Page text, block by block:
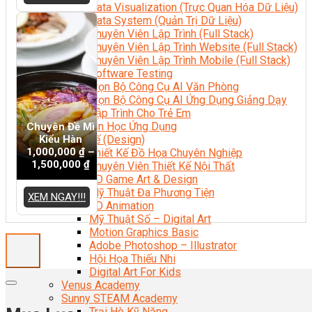
Data Visualization (Trực Quan Hóa Dữ Liệu)
Data System (Quản Trị Dữ Liệu)
Chuyên Viên Lập Trình (Full Stack)
Chuyên Viên Lập Trình Website (Full Stack)
Chuyên Viên Lập Trình Mobile (Full Stack)
Software Testing
Trọn Bộ Công Cụ AI Văn Phòng
Trọn Bộ Công Cụ AI Ứng Dụng Giảng Dạy
Lập Trình Cho Trẻ Em
Tin Học Ứng Dụng
Thiết Kế (Design)
Thiết Kế Đồ Họa Chuyên Nghiệp
Chuyên Viên Thiết Kế Nội Thất
3D Game Art & Design
Mỹ Thuật Đa Phương Tiện
3D Animation
Mỹ Thuật Số – Digital Art
Motion Graphics Basic
Adobe Photoshop – Illustrator
Hội Họa Thiếu Nhi
Digital Art For Kids
Venus Academy
Sunny STEAM Academy
Chuyên Đề Mì
Kiểu Hàn
1,000,000₫–
1,500,000 ₫
XEM NGAY!!!